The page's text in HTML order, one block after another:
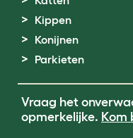
Kippen
Konijnen
Parkieten
Vraag het
opmerkelijke. Kom